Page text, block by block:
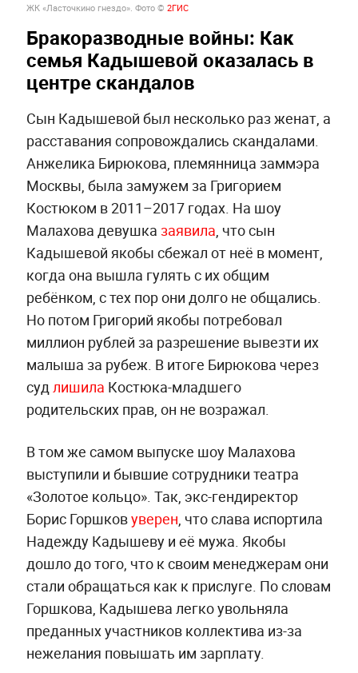
ЖК «Ласточкино гнездо». Фото © 2ГИС
Бракоразводные войны: Как
семья Кадышевой оказалась в
центре скандалов
Сын Кадышевой был несколько раз женат, а
расставания сопровождались скандалами.
Анжелика Бирюкова, племянница заммэра
Москвы, была замужем за Григорием
Костюком в 2011–2017 годах. На шоу
Малахова девушка заявила, что сын
Кадышевой якобы сбежал от неё в момент,
когда она вышла гулять с их общим
ребёнком, с тех пор они долго не общались.
Но потом Григорий якобы потребовал
миллион рублей за разрешение вывезти их
малыша за рубеж. В итоге Бирюкова через
судлишила Костюка-младшего
родительских прав, он не возражал.
В том же самом выпуске шоу Малахова
выступили и бывшие сотрудники театра
«Золотое кольцо». Так, экс-гендиректор
Борис Горшковуверен, что слава испортила
Надежду Кадышеву и её мужа. Якобы
дошло до того, что к своим менеджерам они
стали обращаться как к прислуге. По словам
Горшкова, Кадышева легко увольняла
преданных участников коллектива из-за
нежелания повышать им зарплату.